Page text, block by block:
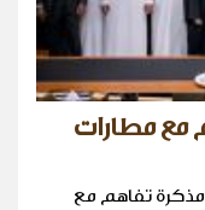
مع مطارات
مذكرة تفاهم مع